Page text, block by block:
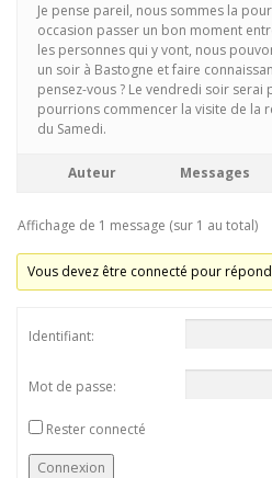
Je pense pareil, nous sommes la
occasion passer un bon moment
les personnes qui y vont, nous
un soir à Bastogne et faire
pensez-vous ? Le vendredi soir serai
pourrions commencer la visite de la
du Samedi.
Auteur Messages
Affichage de 1 message (sur 1 au total)
Vous devez être connecté pour
Identifiant:
Mot de passe:
Rester connecté
Connexion